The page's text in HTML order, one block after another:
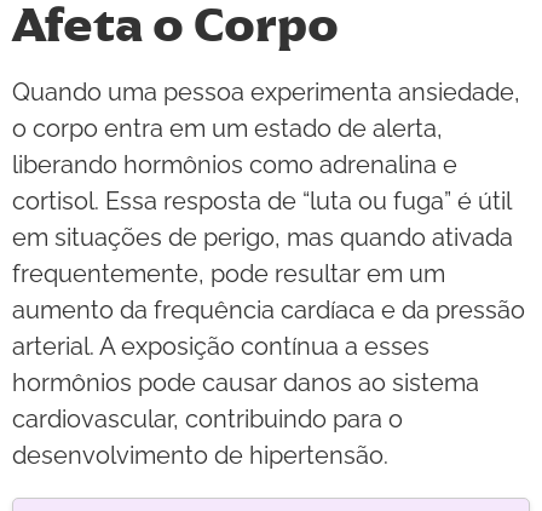
Afeta o Corpo
Quando uma pessoa experimenta ansiedade,
o corpo entra em um estado de alerta,
liberando hormônios como adrenalina e
cortisol. Essa resposta de “luta ou fuga” é útil
em situações de perigo, mas quando ativada
frequentemente, pode resultar em um
aumento da frequência cardíaca e da pressão
arterial. A exposição contínua a esses
hormônios pode causar danos ao sistema
cardiovascular, contribuindo para o
desenvolvimento de hipertensão.